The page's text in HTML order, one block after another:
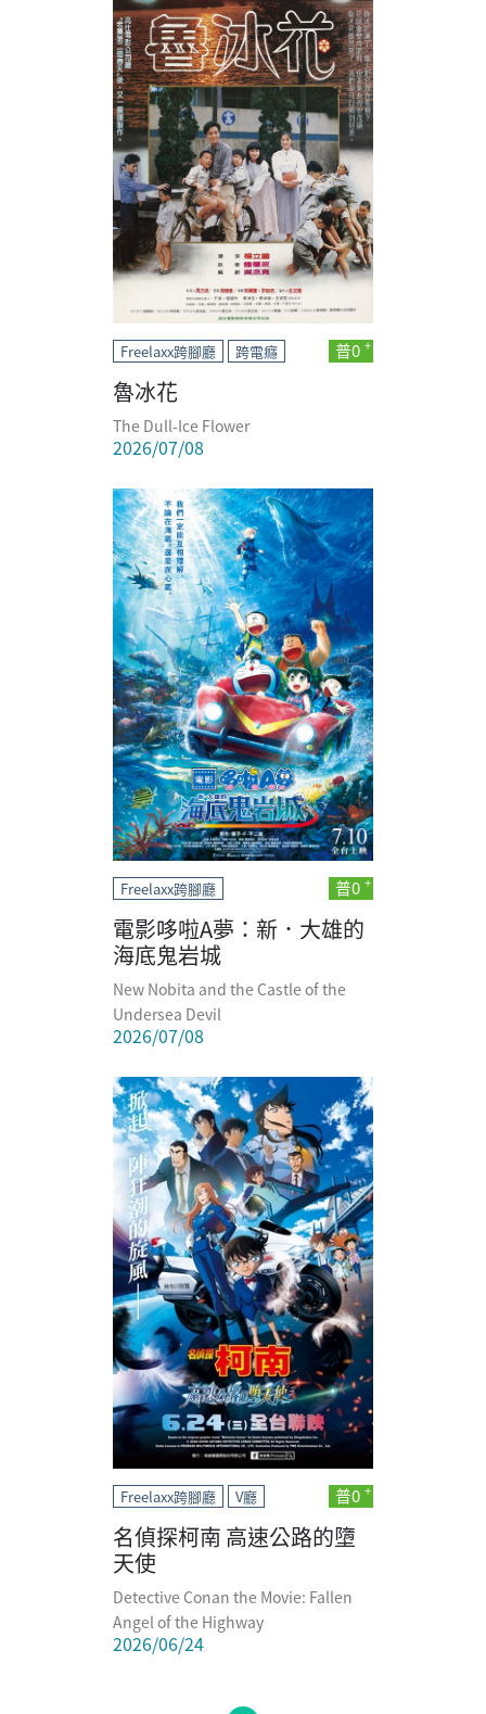
Freelaxx跨腳廳 跨電癮 普0
魯冰花
The Dull-Ice Flower
2026/07/08
Freelaxx跨腳廳 普0
電影哆啦A夢：新．大雄的
海底鬼岩城
New Nobita and the Castle of the
Undersea Devil
2026/07/08
Freelaxx跨腳廳 V廳 普0
名偵探柯南 高速公路的墮
天使
Detective Conan the Movie: Fallen
Angel of the Highway
2026/06/24